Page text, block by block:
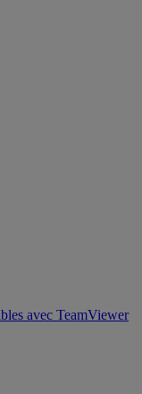
avec TeamViewer